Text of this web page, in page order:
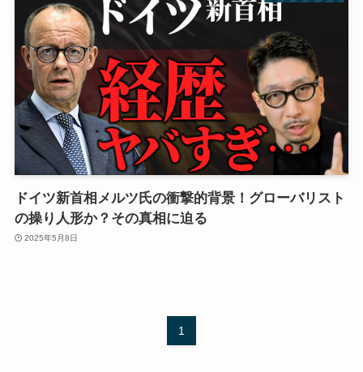
ドイツ新首相メルツ氏の衝撃的背景！グローバリスト
の操り人形か？その真相に迫る
2025年5月8日
1